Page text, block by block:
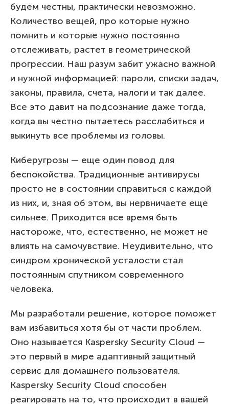
будем честны, практически невозможно.
Количество вещей, про которые нужно
помнить и которые нужно постоянно
отслеживать, растет в геометрической
прогрессии. Наш разум забит ужасно важной
и нужной информацией: пароли, списки задач,
законы, правила, счета, налоги и так далее.
Все это давит на подсознание даже тогда,
когда вы честно пытаетесь расслабиться и
выкинуть все проблемы из головы.
Киберугрозы — еще один повод для
беспокойства. Традиционные антивирусы
просто не в состоянии справиться с каждой
из них, и, зная об этом, вы нервничаете еще
сильнее. Приходится все время быть
настороже, что, естественно, не может не
влиять на самочувствие. Неудивительно, что
синдром хронической усталости стал
постоянным спутником современного
человека.
Мы разработали решение, которое поможет
вам избавиться хотя бы от части проблем.
Оно называется Kaspersky Security Cloud —
это первый в мире адаптивный защитный
сервис для домашнего пользователя.
Kaspersky Security Cloud способен
реагировать на то, что происходит в вашей